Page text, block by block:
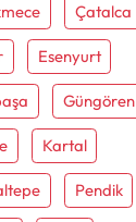
Çatalca
Esenyurt
Güngören
Kartal
Pendik